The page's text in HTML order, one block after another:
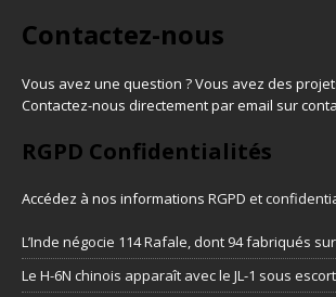
Contactez-nous
Vous avez une question ? Vous avez des
Contactez-nous directement par email sur
RGPD Confidentialités
Accédez à nos informations RGPD et
L’Inde négocie 114 Rafale, dont 94 fabriqués
Le H-6N chinois apparaît avec le JL-1 sous